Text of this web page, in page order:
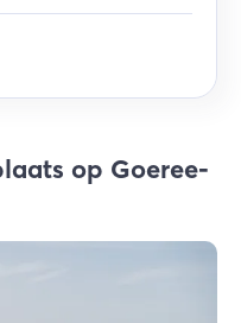
op Goeree-